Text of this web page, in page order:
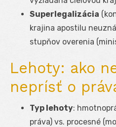
Superlegalizácia
krajina apostilu
stupňov overenia
Lehoty: ako
neprísť o
Typ lehoty:
práva) vs. procesné